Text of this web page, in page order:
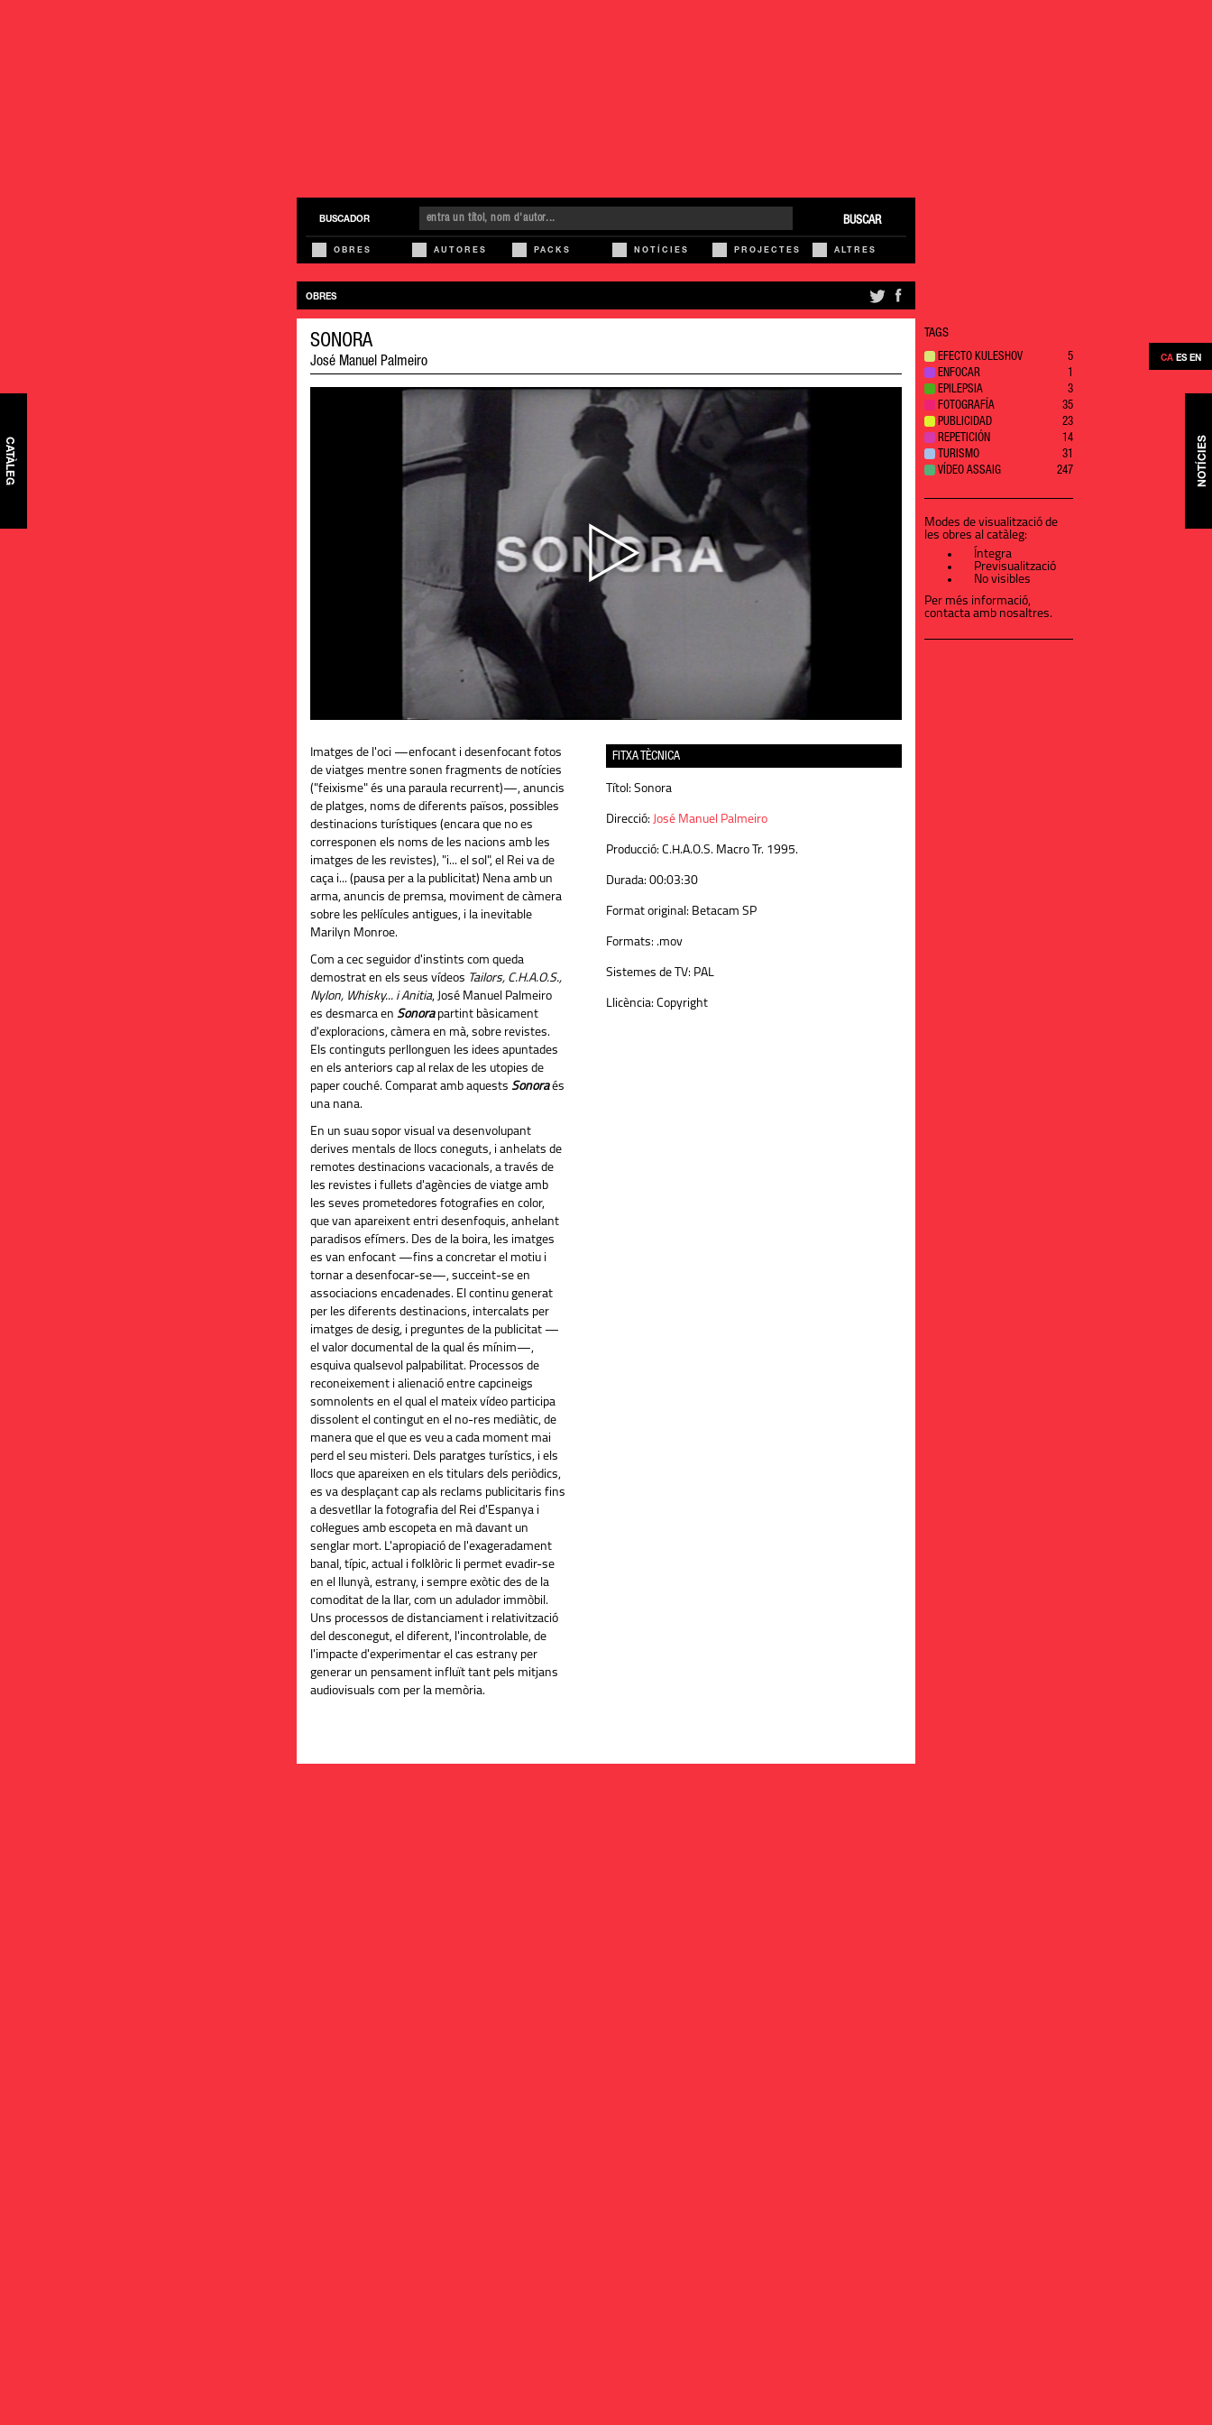
CATÀLEG
CA ES EN
NOTÍCIES
BUSCADOR BUSCAR
OBRES AUTORES PACKS NOTÍCIES PROJECTES ALTRES
OBRES
SONORA
José Manuel Palmeiro
Imatges de l'oci —enfocant i desenfocant fotos
de viatges mentre sonen fragments de notícies
("feixisme" és una paraula recurrent)—, anuncis
de platges, noms de diferents països, possibles
destinacions turístiques (encara que no es
corresponen els noms de les nacions amb les
imatges de les revistes), "i... el sol", el Rei va de
caça i... (pausa per a la publicitat) Nena amb un
arma, anuncis de premsa, moviment de càmera
sobre les pel·lícules antigues, i la inevitable
Marilyn Monroe.
Com a cec seguidor d'instints com queda
demostrat en els seus vídeos Tailors, C.H.A.O.S.,
Nylon, Whisky... i Anitia, José Manuel Palmeiro
es desmarca en Sonorapartint bàsicament
d'exploracions, càmera en mà, sobre revistes.
Els continguts perllonguen les idees apuntades
en els anteriors cap al relax de les utopies de
paper couché. Comparat amb aquests Sonoraés
una nana.
En un suau sopor visual va desenvolupant
derives mentals de llocs coneguts, i anhelats de
remotes destinacions vacacionals, a través de
les revistes i fullets d'agències de viatge amb
les seves prometedores fotografies en color,
que van apareixent entri desenfoquis, anhelant
paradisos efímers. Des de la boira, les imatges
es van enfocant —fins a concretar el motiu i
tornar a desenfocar-se—, succeint-se en
associacions encadenades. El continu generat
per les diferents destinacions, intercalats per
imatges de desig, i preguntes de la publicitat —
el valor documental de la qual és mínim—,
esquiva qualsevol palpabilitat. Processos de
reconeixement i alienació entre capcineigs
somnolents en el qual el mateix vídeo participa
dissolent el contingut en el no-res mediàtic, de
manera que el que es veu a cada moment mai
perd el seu misteri. Dels paratges turístics, i els
llocs que apareixen en els titulars dels periòdics,
es va desplaçant cap als reclams publicitaris fins
a desvetllar la fotografia del Rei d'Espanya i
col·legues amb escopeta en mà davant un
senglar mort. L'apropiació de l'exageradament
banal, típic, actual i folklòric li permet evadir-se
en el llunyà, estrany, i sempre exòtic des de la
comoditat de la llar, com un adulador immòbil.
Uns processos de distanciament i relativització
del desconegut, el diferent, l'incontrolable, de
l'impacte d'experimentar el cas estrany per
generar un pensament influït tant pels mitjans
audiovisuals com per la memòria.
FITXA TÈCNICA
Títol: Sonora
Direcció: José Manuel Palmeiro
Producció: C.H.A.O.S. Macro Tr. 1995.
Durada: 00:03:30
Format original: Betacam SP
Formats: .mov
Sistemes de TV: PAL
Llicència: Copyright
TAGS
EFECTO KULESHOV
5
ENFOCAR
1
EPILEPSIA
3
FOTOGRAFÍA
35
PUBLICIDAD
23
REPETICIÓN
14
TURISMO
31
VÍDEO ASSAIG
247
Modes de visualització de
les obres al catàleg:
Íntegra
Previsualització
No visibles
Per més informació,
contacta amb nosaltres.